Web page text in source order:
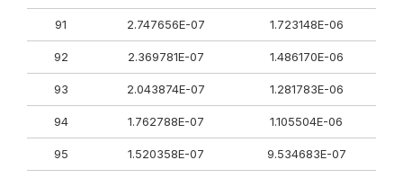
91 2.747656E-07 1.723148E-06
92 2.369781E-07 1.486170E-06
93 2.043874E-07 1.281783E-06
94 1.762788E-07 1.105504E-06
95 1.520358E-07 9.534683E-07